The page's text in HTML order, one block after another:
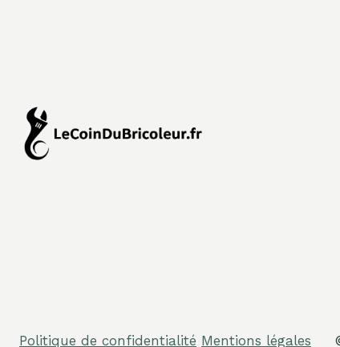
Politique de confidentialité Mentions légales